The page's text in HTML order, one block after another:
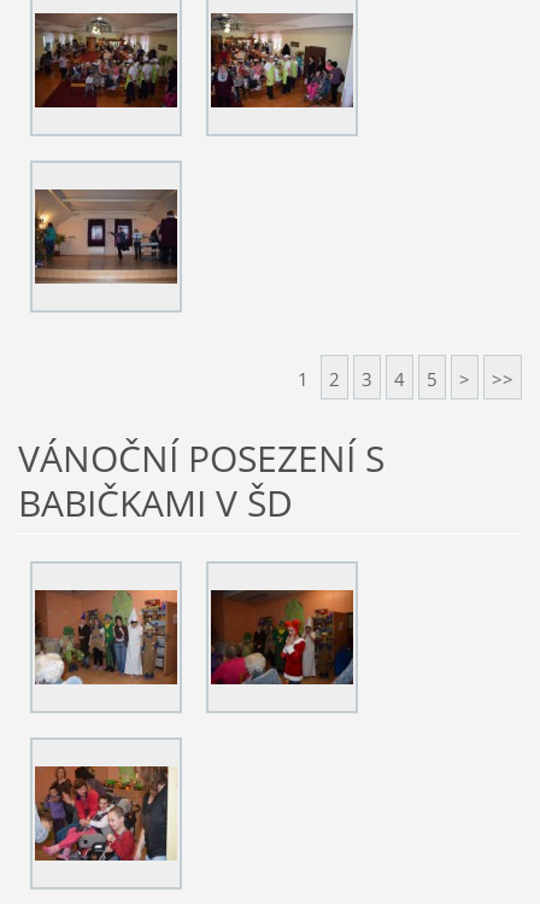
1 2 3 4 5 > >>
VÁNOČNÍ POSEZENÍ S
BABIČKAMI V ŠD